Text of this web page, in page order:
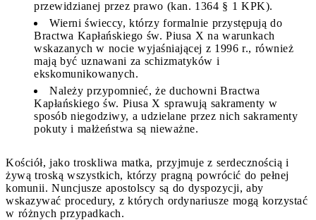
przewidzianej przez prawo (kan. 1364 § 1 KPK).
Wierni świeccy, którzy formalnie przystępują do
Bractwa Kapłańskiego św. Piusa X na warunkach
wskazanych w nocie wyjaśniającej z 1996 r., również
mają być uznawani za schizmatyków i
ekskomunikowanych.
Należy przypomnieć, że duchowni Bractwa
Kapłańskiego św. Piusa X sprawują sakramenty w
sposób niegodziwy, a udzielane przez nich sakramenty
pokuty i małżeństwa są nieważne.
Kościół, jako troskliwa matka, przyjmuje z serdecznością i
żywą troską wszystkich, którzy pragną powrócić do pełnej
komunii. Nuncjusze apostolscy są do dyspozycji, aby
wskazywać procedury, z których ordynariusze mogą korzystać
w różnych przypadkach.